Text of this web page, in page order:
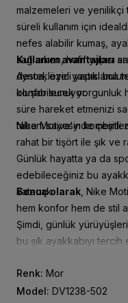
malzemeleri ve yenilikçi
süreli kullanım için
nefes alabilir kumaş,
sağlarken, hafif yapısı
Ayrıca, özel yastıklama
konfor sunuyor.
Kullanım avantajları
destekleyici yapısı
oluşabilecek yorgunluk
süre hareket etmenizi
tabanı sayesinde çeşitli
Nike Motiva'yı
rahat bir tişört ile şık ve
Günlük hayatta ya da
edebileceğiniz bu
katacak.
Sonuç olarak , Nike
hem konfor hem de stil
Şimdi, günlük
bu şık ayakkabıyı tercih
Renk: Mor
Model: DV1238-502